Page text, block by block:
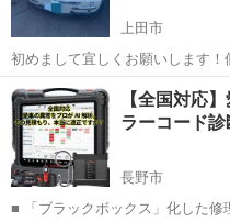
上田市
初めまして宜しくお願いします！
お安い車を、お探しでしたら先
る限りの対応を致します。又は
が、その際は金額に上限を設けさ
長野 上田市 車検 お
【全国対応
ラーコード
長野市
■ 「ブラックボックス」化した修